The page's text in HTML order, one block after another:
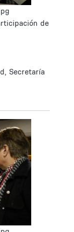
de
Secretaría